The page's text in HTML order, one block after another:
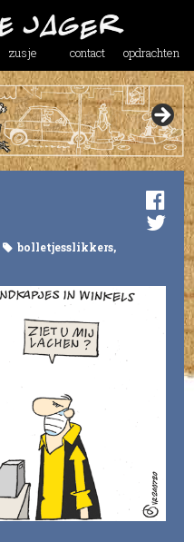
zusje contact opdrachten
bolletjesslikkers,